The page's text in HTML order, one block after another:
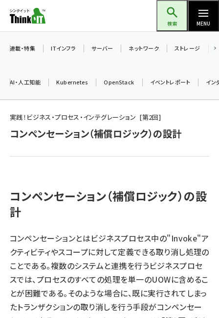
ン
ツ
検索 MENU
加藤銘のチーム貢献～仲間と築いた勝利の絆～ (2308)
genai (1477)
ai crunch (1348)
連載・特集 ITインフラ サーバー ネットワーク ストレージ
AI・人工知能 Kubernetes OpenStack イベントレポート イン
実践！ビジネス・プロセス・インテグレーション 第2回
コンペンセーション（補償ロジック）の設計
コンペンセーション（補償ロジック）の設
計
コンペンセーションとはビジネスプロセス中の"Invoke"ア
クティビティやスコープに対して定義できる取り消し処理の
ことである。複数のシステムと連携を行うビジネスプロセ
スでは、プロセスのすべての処理を単一のUOWに含めるこ
とが困難である。そのような場合に、既に実行されてしまっ
たトランザクションの取り消しを行う手段がコンペンセー